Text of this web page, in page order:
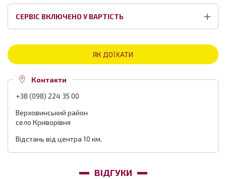
СЕРВІС ВКЛЮЧЕНО У ВАРТІСТЬ
ЯК ДОЇХАТИ
Контакти
+38 (098) 224 35 00
Верховинський район
село Криворівня
Відстань від центра 10 км.
ВІДГУКИ